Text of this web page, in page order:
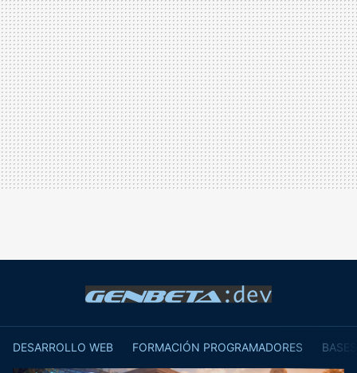
DESARROLLO WEB FORMACIÓN PROGRAMADORES